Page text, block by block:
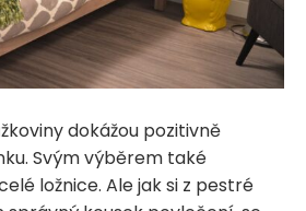
dokážou pozitivně
Svým výběrem také
ložnice. Ale jak si z pestré